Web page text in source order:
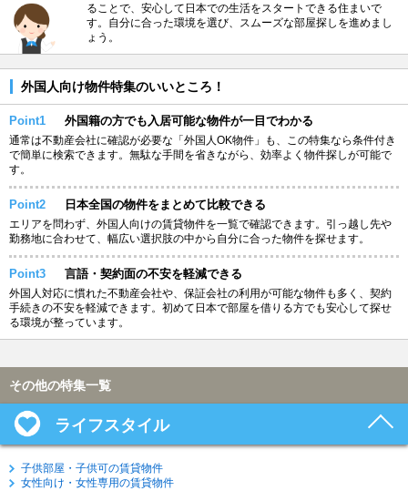
ることで、安心して日本での生活をスタートできる住まいで
す。自分に合った環境を選び、スムーズな部屋探しを進めまし
ょう。
外国人向け物件特集のいいところ！
Point1 外国籍の方でも入居可能な物件が一目でわかる
通常は不動産会社に確認が必要な「外国人OK物件」も、この特集なら条件付き
で簡単に検索できます。無駄な手間を省きながら、効率よく物件探しが可能で
す。
Point2 日本全国の物件をまとめて比較できる
エリアを問わず、外国人向けの賃貸物件を一覧で確認できます。引っ越し先や
勤務地に合わせて、幅広い選択肢の中から自分に合った物件を探せます。
Point3 言語・契約面の不安を軽減できる
外国人対応に慣れた不動産会社や、保証会社の利用が可能な物件も多く、契約
手続きの不安を軽減できます。初めて日本で部屋を借りる方でも安心して探せ
る環境が整っています。
その他の特集一覧
ライフスタイル
子供部屋・子供可の賃貸物件
女性向け・女性専用の賃貸物件